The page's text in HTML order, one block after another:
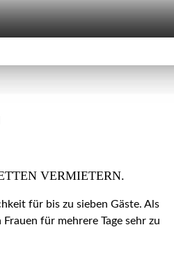
VERMIETERN.
für bis zu sieben Gäste. Als
für mehrere Tage sehr zu